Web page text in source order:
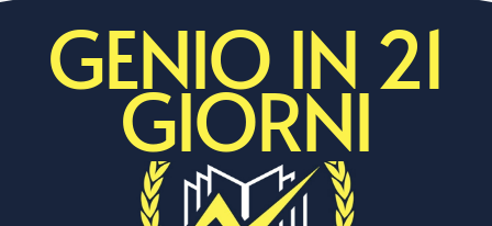
GENIO IN 21
GIORNI